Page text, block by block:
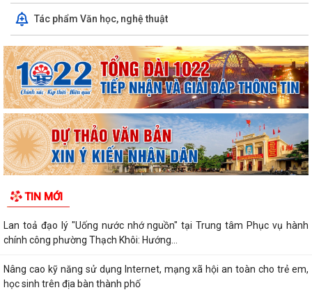
Tác phẩm Văn học, nghệ thuật
TIN MỚI
Lan toả đạo lý "Uống nước nhớ nguồn" tại Trung tâm Phục vụ hành
chính công phường Thạch Khôi: Hướng...
Nâng cao kỹ năng sử dụng Internet, mạng xã hội an toàn cho trẻ em,
học sinh trên địa bàn thành phố